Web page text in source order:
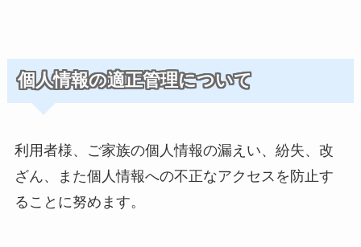
個人情報の適正管理について
利用者様、ご家族の個人情報の漏えい、紛失、改
ざん、また個人情報への不正なアクセスを防止す
ることに努めます。